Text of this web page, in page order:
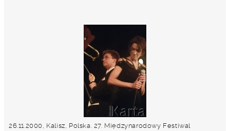
26.11.2000, Kalisz, Polska. 27. Międzynarodowy Festiwal